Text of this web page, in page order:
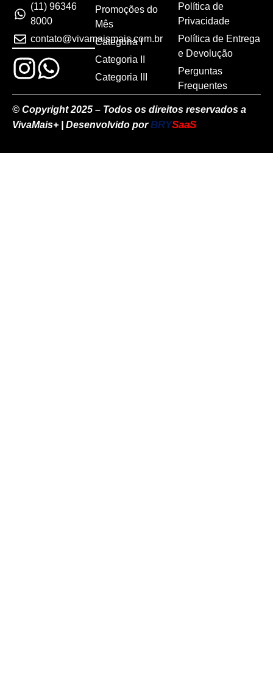
(11) 96346
8000
contato@vivamaismais.com.br
Promoções do
Mês
Categoria I
Categoria II
Categoria III
Política de
Privacidade
Política de Entrega
e Devolução
Perguntas
Frequentes
© Copyright 2025 – Todos os direitos reservados a
VivaMais+ | Desenvolvido porBRYSaaS